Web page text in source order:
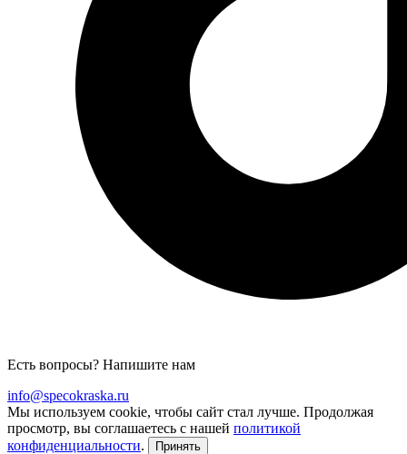
Есть вопросы? Напишите нам
info@specokraska.ru
Мы используем cookie, чтобы сайт стал лучше. Продолжая
просмотр, вы соглашаетесь с нашей политикой
конфиденциальности. Принять